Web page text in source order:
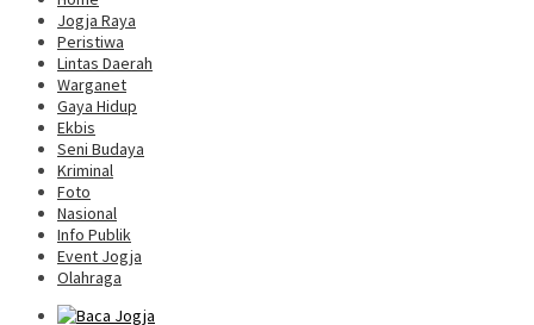
Jogja Raya
Peristiwa
Lintas Daerah
Warganet
Gaya Hidup
Ekbis
Seni Budaya
Kriminal
Foto
Nasional
Info Publik
Event Jogja
Olahraga